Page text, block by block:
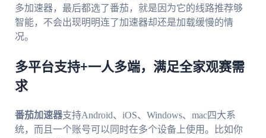
多加速器，最后都选了番茄，就是因为它的线路推荐够
智能，不会出现明明连了加速器却还是加载缓慢的情
况。
多平台支持+一人多端，满足全家观赛需
求
番茄加速器支持Android、iOS、Windows、mac四大系
统，而且一个账号可以同时在多个设备上使用。比如你